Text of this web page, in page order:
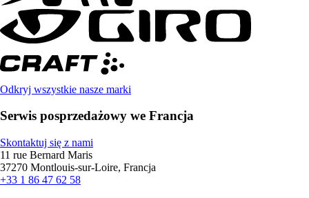
Odkryj wszystkie nasze marki
Serwis posprzedażowy we Francja
Skontaktuj się z nami
11 rue Bernard Maris
37270 Montlouis-sur-Loire, Francja
+33 1 86 47 62 58